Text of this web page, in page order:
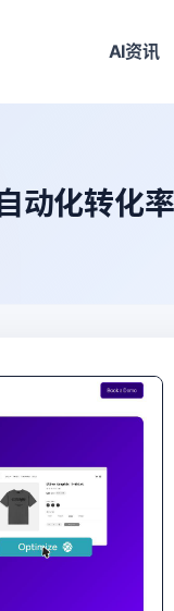
AI资讯
化转化